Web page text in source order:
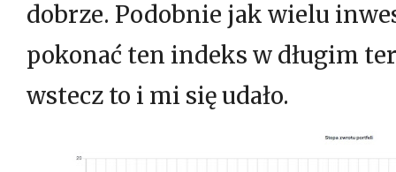
dobrze. Podobnie jak wielu
pokonać ten indeks w długim
wstecz to i mi się udało.